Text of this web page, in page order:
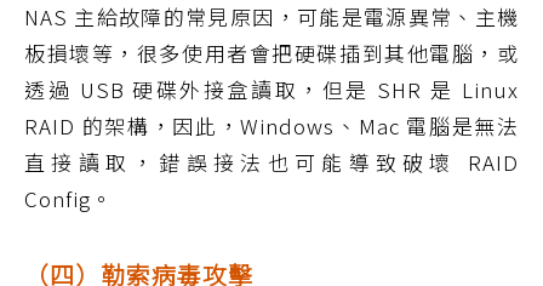
NAS 主給故障的常見原因，可能是電源異常、主機
板損壞等，很多使用者會把硬碟插到其他電腦，或
透過 USB 硬碟外接盒讀取，但是 SHR 是 Linux
RAID 的架構，因此，Windows、Mac 電腦是無法
直接讀取，錯誤接法也可能導致破壞 RAID
Config。
（四）勒索病毒攻擊